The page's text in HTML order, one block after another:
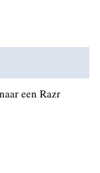
een Razr